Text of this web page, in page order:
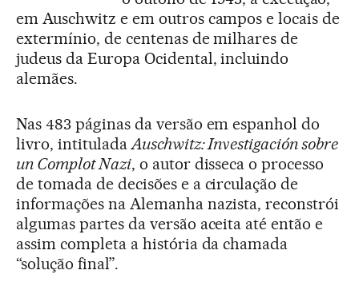
em Auschwitz e em outros campos e locais de
extermínio, de centenas de milhares de
judeus da Europa Ocidental, incluindo
alemães.
Nas 483 páginas da versão em espanhol do
livro, intitulada Auschwitz: Investigación sobre
un Complot Nazi, o autor disseca o processo
de tomada de decisões e a circulação de
informações na Alemanha nazista, reconstrói
algumas partes da versão aceita até então e
assim completa a história da chamada
“solução final”.